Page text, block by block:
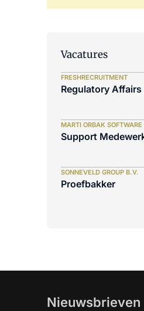
Vacatures
FRESHRECRUITMENT
Regulatory
MARTI ORBAK SOFTWARE
Support
SONNEVELD GROUP B.V.
Proefbakker
Nieuwsbrieven